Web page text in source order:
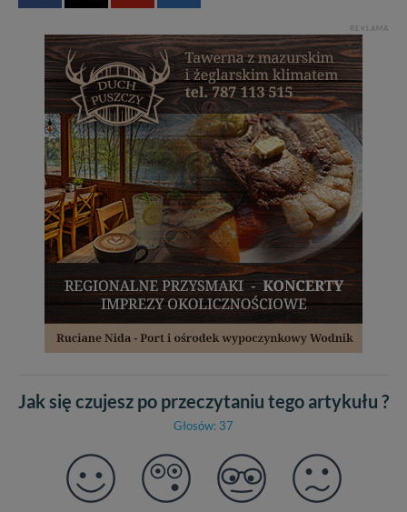
REKLAMA
Jak się czujesz po przeczytaniu tego artykułu ?
Głosów: 37